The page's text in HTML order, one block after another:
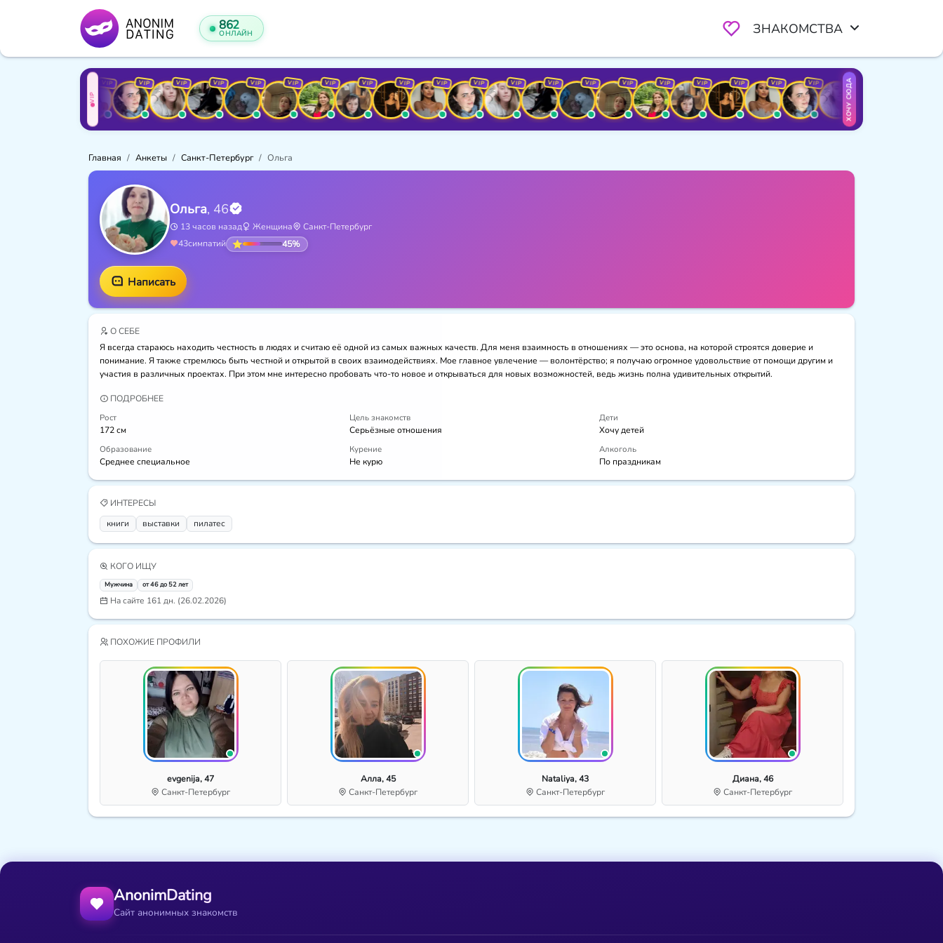
888
ОНЛАЙН ЗНАКОМСТВА
VIP
VIP VIP VIP VIP VIP VIP VIP VIP VIP VIP VIP VIP VIP VIP VIP VIP VIP VIP VIP VIP ХОЧУ СЮДА
Главная Анкеты Санкт-Петербург Ольга
Ольга, 46
13 часов назад Женщина
Санкт-Петербург
43симпатий 45%
Написать
О СЕБЕ
Я всегда стараюсь находить честность в людях и считаю её одной из самых важных качеств. Для меня взаимность в отношениях — это основа, на которой строятся доверие и
понимание. Я также стремлюсь быть честной и открытой в своих взаимодействиях. Мое главное увлечение — волонтёрство; я получаю огромное удовольствие от помощи другим и
участия в различных проектах. При этом мне интересно пробовать что-то новое и открываться для новых возможностей, ведь жизнь полна удивительных открытий.
ПОДРОБНЕЕ
Рост
172 см
Цель знакомств
Серьёзные отношения
Дети
Хочу детей
Образование
Среднее специальное
Курение
Не курю
Алкоголь
По праздникам
ИНТЕРЕСЫ
книги
выставки пилатес
КОГО ИЩУ
Мужчина от 46 до 52 лет
На сайте 161 дн. (26.02.2026)
ПОХОЖИЕ ПРОФИЛИ
evgenija, 47
Санкт-Петербург
Алла, 45
Санкт-Петербург
Nataliya, 43
Санкт-Петербург
Диана, 46
Санкт-Петербург
AnonimDating
Сайт анонимных знакомств